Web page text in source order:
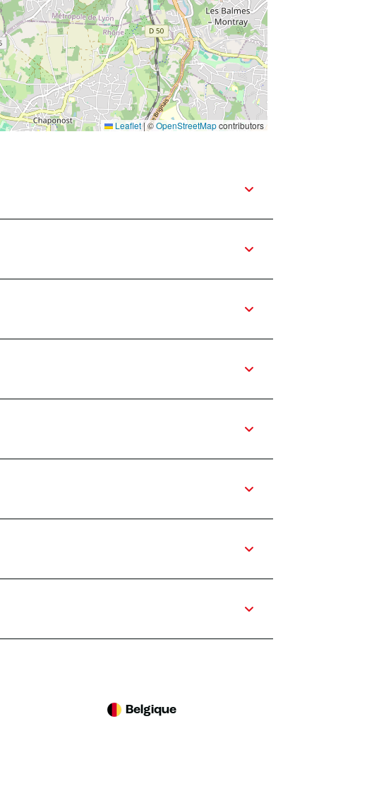
Leaflet|©OpenStreetMapcontributors
Belgique